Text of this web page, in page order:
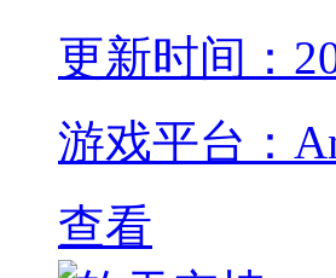
更新时间：
游戏平台：
查看